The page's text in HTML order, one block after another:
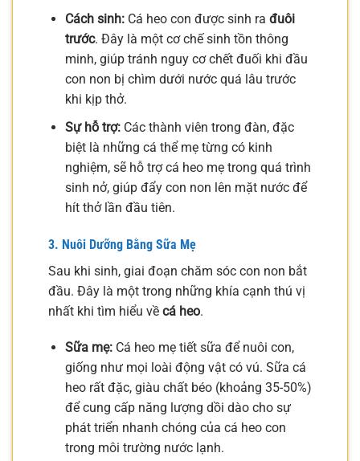
Cách sinh:Cá heo con được sinh ra đuôi
trước. Đây là một cơ chế sinh tồn thông
minh, giúp tránh nguy cơ chết đuối khi đầu
con non bị chìm dưới nước quá lâu trước
khi kịp thở.
Sự hỗ trợ:Các thành viên trong đàn, đặc
biệt là những cá thể mẹ từng có kinh
nghiệm, sẽ hỗ trợ cá heo mẹ trong quá trình
sinh nở, giúp đẩy con non lên mặt nước để
hít thở lần đầu tiên.
3. Nuôi Dưỡng Bằng Sữa Mẹ
Sau khi sinh, giai đoạn chăm sóc con non bắt
đầu. Đây là một trong những khía cạnh thú vị
nhất khi tìm hiểu về cá heo.
Sữa mẹ:Cá heo mẹ tiết sữa để nuôi con,
giống như mọi loài động vật có vú. Sữa cá
heo rất đặc, giàu chất béo (khoảng 35-50%)
để cung cấp năng lượng dồi dào cho sự
phát triển nhanh chóng của cá heo con
trong môi trường nước lạnh.